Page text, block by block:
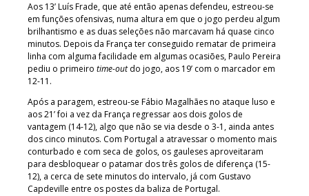
Aos 13’ Luís Frade, que até então apenas defendeu, estreou-se
em funções ofensivas, numa altura em que o jogo perdeu algum
brilhantismo e as duas seleções não marcavam há quase cinco
minutos. Depois da França ter conseguido rematar de primeira
linha com alguma facilidade em algumas ocasiões, Paulo Pereira
pediu o primeiro time-outdo jogo, aos 19’ com o marcador em
12-11.
Após a paragem, estreou-se Fábio Magalhães no ataque luso e
aos 21’ foi a vez da França regressar aos dois golos de
vantagem (14-12), algo que não se via desde o 3-1, ainda antes
dos cinco minutos. Com Portugal a atravessar o momento mais
conturbado e com seca de golos, os gauleses aproveitaram
para desbloquear o patamar dos três golos de diferença (15-
12), a cerca de sete minutos do intervalo, já com Gustavo
Capdeville entre os postes da baliza de Portugal.